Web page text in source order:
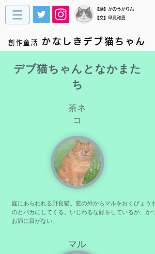
​【絵】かのうかりん
【文】早見和真
創作童話 かなしきデブ猫ちゃん
デブ猫ちゃんとなかまた
ち
茶ネ
コ
庭にあらわれる野良猫。窓の外からマルをおくびょうも
のとバカにしてくる。いじわるな顔をしているが、かつ
お節に目がない。
マル